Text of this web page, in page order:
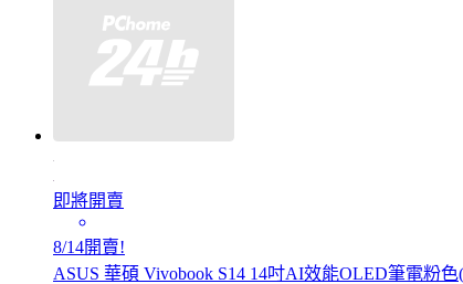
即將開賣
8/14開賣!
ASUS 華碩 Vivobook S14 14吋AI效能OLED筆電粉